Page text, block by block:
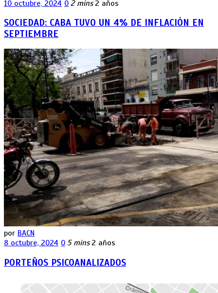
10 octubre, 2024 0 2 mins 2 años
SOCIEDAD: CABA TUVO UN 4% DE INFLACIÓN EN
SEPTIEMBRE
por BACN
8 octubre, 2024 0 5 mins 2 años
PORTEÑOS PSICOANALIZADOS